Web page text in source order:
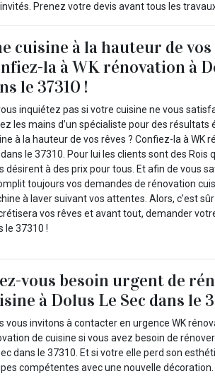
Prenez votre devis avant tous les
cuisine à la hauteur de vos
la à WK rénovation à
le 37310 !
inquiétez pas si votre cuisine ne vous
les mains d’un spécialiste pour des résultats
à la hauteur de vos rêves ? Confiez-la à WK
le 37310. Pour lui les clients sont des Rois
désirent à des prix pour tous. Et afin de vous
toujours vos demandes de rénovation
à laver suivant vos attentes. Alors, c’est
vos rêves et avant tout, demander
le 37310 !
vous besoin urgent de
à Dolus Le Sec dans le
vous invitons à contacter en urgence WK
de cuisine si vous avez besoin de
dans le 37310. Et si votre elle perd son
compétentes avec une nouvelle décoration.